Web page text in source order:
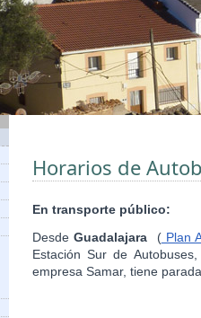
Horarios de
En transporte público:
DesdeGuadalajara (Plan
Estación Sur de
empresa Samar, tiene